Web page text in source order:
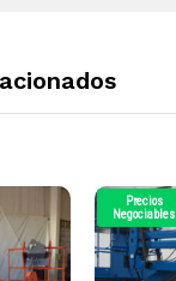
Precios
Negociables